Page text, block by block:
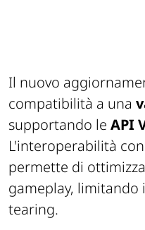
Il nuovo
compatibilità a una
supportando le API
L'interoperabilità con
permette di
gameplay, limitando
tearing.